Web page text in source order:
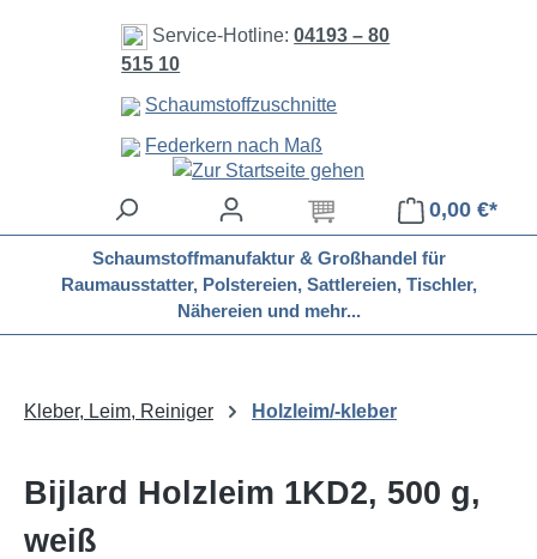
Zum Hauptinhalt springen
Service-Hotline:04193 – 80
515 10
Schaumstoffzuschnitte
Federkern nach Maß
0,00 €*
Schaumstoffmanufaktur & Großhandel für
Raumausstatter, Polstereien, Sattlereien, Tischler,
Nähereien und mehr...
Kleber, Leim, Reiniger Holzleim/-kleber
Bijlard Holzleim 1KD2, 500 g,
weiß